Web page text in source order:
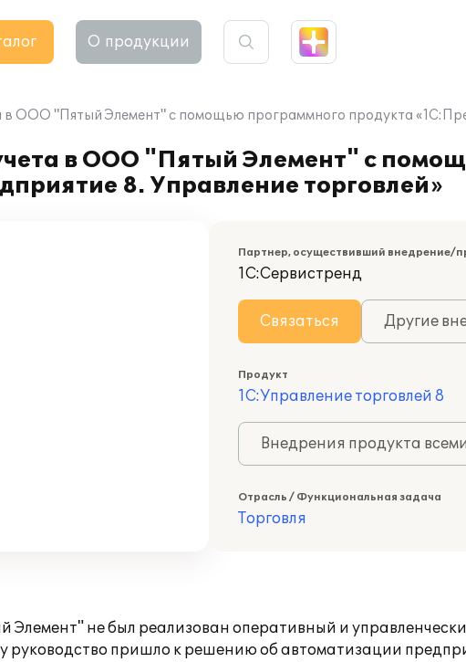
О продукции
в ООО "Пятый Элемент" с помощью программного продукта
в ООО "Пятый Элемент" с
8. Управление торговлей»
Партнер, осуществивший внедрение/
1С:Сервистренд
Связаться Другие
Продукт
1С:Управление торговлей 8
Внедрения продукта
Отрасль / Функциональная задача
Торговля
не был реализован оперативный и
руководство пришло к решению об автоматизации